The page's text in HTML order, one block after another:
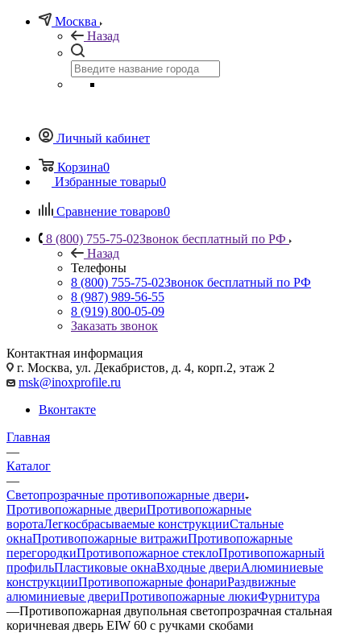
Москва
Назад
Личный кабинет
Корзина0
Избранные товары0
Сравнение товаров0
8 (800) 755-75-02Звонок бесплатный по РФ
Назад
Телефоны
8 (800) 755-75-02Звонок бесплатный по РФ
8 (987) 989-56-55
8 (919) 800-05-09
Заказать звонок
Контактная информация
г. Москва, ул. Декабристов, д. 4, корп.2, этаж 2
msk@inoxprofile.ru
Вконтакте
Главная
—
Каталог
—
Светопрозрачные противопожарные двери
Противопожарные двериПротивопожарные
воротаЛегкосбрасываемые конструкцииСтальные
окнаПротивопожарные витражиПротивопожарные
перегородкиПротивопожарное стеклоПротивопожарный
профильПластиковые окнаВходные двериАлюминиевые
конструкцииПротивопожарные фонариРаздвижные
алюминиевые двериПротивопожарные люкиФурнитура
—Противопожарная двупольная светопрозрачная стальная
коричневая дверь EIW 60 с ручками скобами